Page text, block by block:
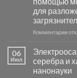
и
на
для
Комментариик
06
Июл
серебра и
нанонауки